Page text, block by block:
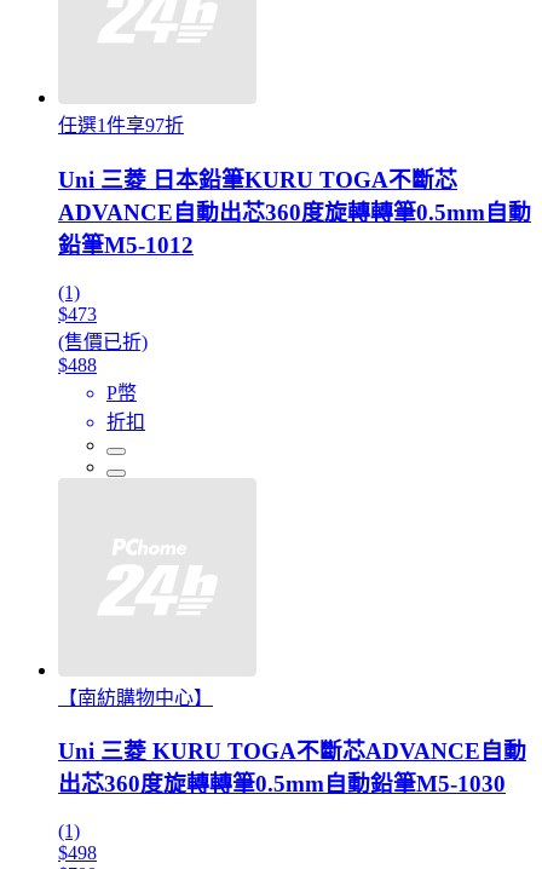
任選1件享97折
Uni 三菱 日本鉛筆KURU TOGA不斷芯
ADVANCE自動出芯360度旋轉轉筆0.5mm自動
鉛筆M5-1012
(1)
$473
(售價已折)
$488
P幣
折扣
【南紡購物中心】
Uni 三菱 KURU TOGA不斷芯ADVANCE自動
出芯360度旋轉轉筆0.5mm自動鉛筆M5-1030
(1)
$498